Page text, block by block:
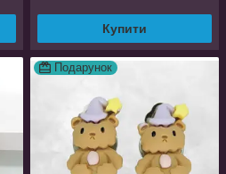
Купити
Подарунок